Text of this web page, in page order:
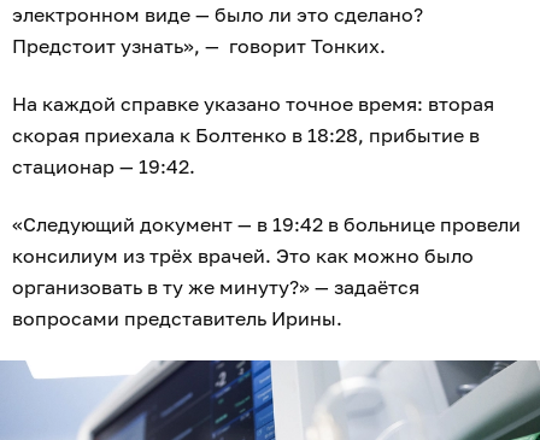
электронном виде — было ли это сделано?
Предстоит узнать», — говорит Тонких.
На каждой справке указано точное время: вторая
скорая приехала к Болтенко в 18:28, прибытие в
стационар — 19:42.
«Следующий документ — в 19:42 в больнице провели
консилиум из трёх врачей. Это как можно было
организовать в ту же минуту?» — задаётся
вопросами представитель Ирины.